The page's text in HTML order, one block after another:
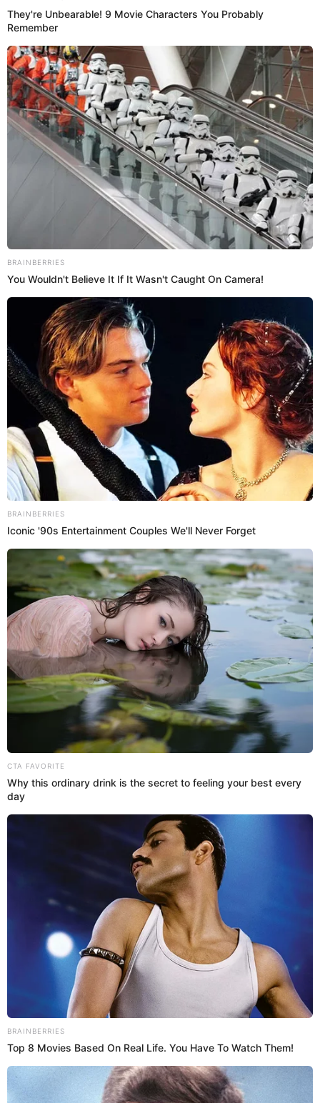
Mujer lleva a su madre a conocer el mar antes de
morir y conmueve a usuarios de TikTok: "Su
último deseo"
La mujer relata que su madre sufre de una enfermedad terminal,
por lo que quiso cumplir su última voluntad. El video es viral TikTok.
Redacción EP
TikTok
01 Feb 2023 | 13:03 h
Joven llora por la muerte de su mamá, pero ella
“resucita” y lo golpea: “En vida debes valorar a
tu madre”
El chico quedó pasmado al ver que su madre se levantó del ataúd y
hasta se puso a bailar en medio del supuesto velorio. Al final, le dejó
una lección de vida.
Virales El Popular
Video viral